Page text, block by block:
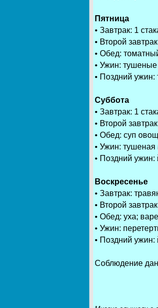
Пятница
• Завтрак: 1
• Второй
• Обед:
• Ужин:
• Поздний ужин:
Суббота
• Завтрак: 1
• Второй
• Обед: суп
• Ужин: тушеная
• Поздний ужин:
Воскресенье
• Завтрак:
• Второй
• Обед: уха;
• Ужин:
• Поздний ужин:
Соблюдение